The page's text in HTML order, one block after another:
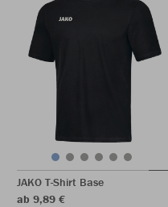
JAKO T-Shirt Base
ab 9,89 €